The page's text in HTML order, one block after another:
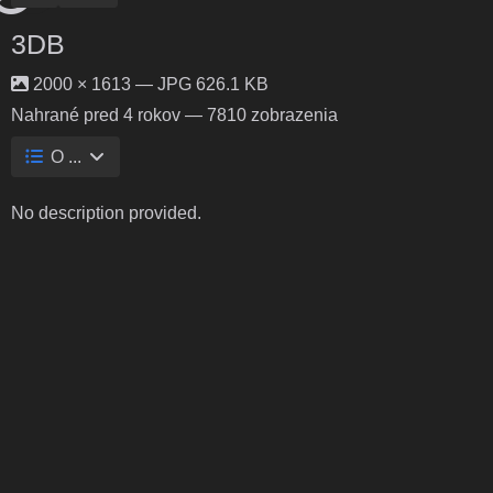
3DB
2000 × 1613 — JPG 626.1 KB
Nahrané pred 4 rokov — 7810 zobrazenia
O ...
No description provided.